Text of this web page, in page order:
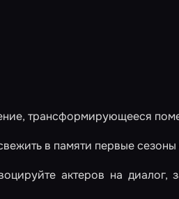
трансформирующееся
в памяти первые
актеров на диалог,